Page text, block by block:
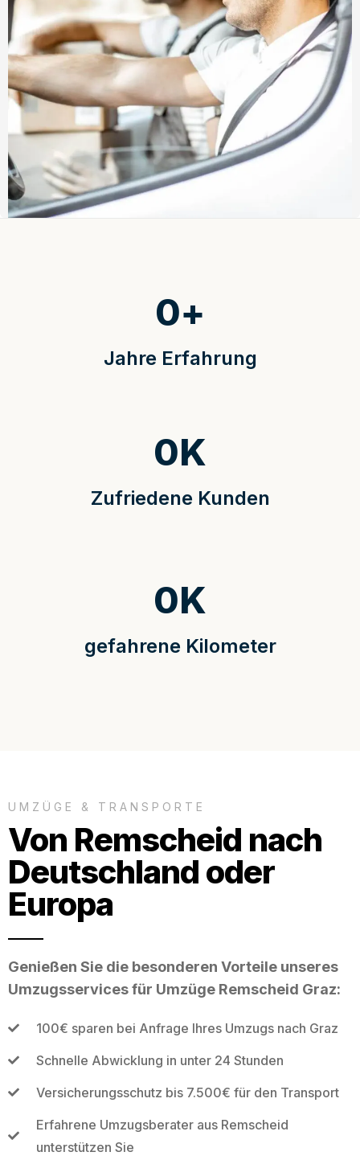
Jahre Erfahrung
0+
Zufriedene Kunden
0K
gefahrene Kilometer
0K
UMZÜGE & TRANSPORTE
Von Remscheid nach
Deutschland oder
Europa
Genießen Sie die besonderen Vorteile unseres
Umzugsservices für Umzüge Remscheid Graz:
100€ sparen bei Anfrage Ihres Umzugs nach Graz
Schnelle Abwicklung in unter 24 Stunden
Versicherungsschutz bis 7.500€ für den Transport
Erfahrene Umzugsberater aus Remscheid
unterstützen Sie